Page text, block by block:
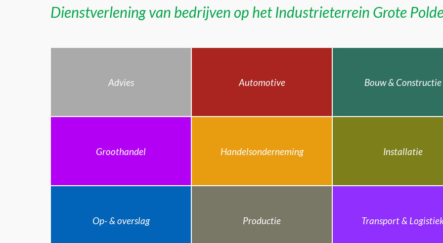
Dienstverlening van bedrijven op het Industrieterrein Grote
Advies Automotive Bouw & Constructie
Groothandel Handelsonderneming Installatie
Op- & overslag Productie Transport &